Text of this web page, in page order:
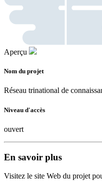
Aperçu
Nom du projet
Réseau trinational de
Niveau d'accès
ouvert
En savoir plus
Visitez le site Web du projet